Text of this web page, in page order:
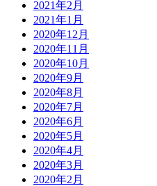
2021年2月
2021年1月
2020年12月
2020年11月
2020年10月
2020年9月
2020年8月
2020年7月
2020年6月
2020年5月
2020年4月
2020年3月
2020年2月